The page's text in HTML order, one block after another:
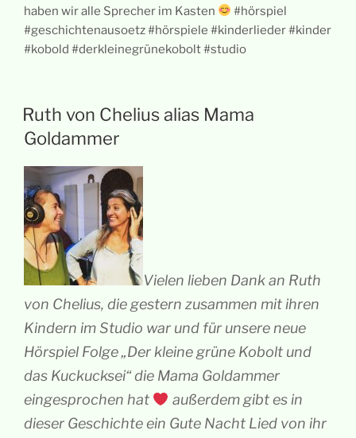
haben wir alle Sprecher im Kasten
#hörspiel
#geschichtenausoetz #hörspiele #kinderlieder #kinder
#kobold #derkleinegrünekobolt #studio
Ruth von Chelius alias Mama
Goldammer
Vielen lieben Dank an Ruth
von Chelius, die gestern zusammen mit ihren
Kindern im Studio war und für unsere neue
Hörspiel Folge „Der kleine grüne Kobolt und
das Kuckucksei“ die Mama Goldammer
eingesprochen hat
außerdem gibt es in
dieser Geschichte ein Gute Nacht Lied von ihr